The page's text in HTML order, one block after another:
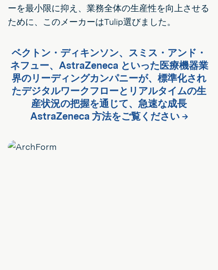
ーを最小限に抑え、業務全体の生産性を向上させる
ために、このメーカーはTulip選びました。
ベクトン・ディキンソン、スミス・アンド・
ネフュー、AstraZeneca といった医療機器業
界のリーディングカンパニーが、標準化され
たデジタルワークフローとリアルタイムの生
産状況の把握を通じて、急速な成長
AstraZeneca 方法をご覧ください →